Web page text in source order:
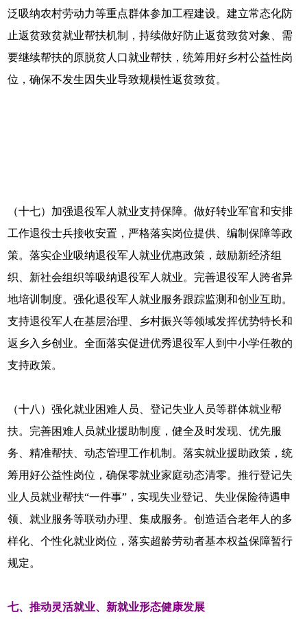
泛吸纳农村劳动力等重点群体参加工程建设。建立常态化防
止返贫致贫就业帮扶机制，持续做好防止返贫致贫对象、需
要继续帮扶的原脱贫人口就业帮扶，统筹用好乡村公益性岗
位，确保不发生因失业导致规模性返贫致贫。
（十七）加强退役军人就业支持保障。做好转业军官和安排
工作退役士兵接收安置，严格落实岗位提供、编制保障等政
策。落实企业吸纳退役军人就业优惠政策，鼓励新经济组
织、新社会组织等吸纳退役军人就业。完善退役军人跨省异
地培训制度。强化退役军人就业服务跟踪监测和创业互助。
支持退役军人在基层治理、乡村振兴等领域发挥优势特长和
返乡入乡创业。全面落实促进优秀退役军人到中小学任教的
支持政策。
（十八）强化就业困难人员、登记失业人员等群体就业帮
扶。完善困难人员就业援助制度，健全及时发现、优先服
务、精准帮扶、动态管理工作机制。落实就业援助政策，统
筹用好公益性岗位，确保零就业家庭动态清零。推行登记失
业人员就业帮扶“一件事”，实现失业登记、失业保险待遇申
领、就业服务等联动办理、集成服务。创造适合老年人的多
样化、个性化就业岗位，落实超龄劳动者基本权益保障暂行
规定。
七、推动灵活就业、新就业形态健康发展